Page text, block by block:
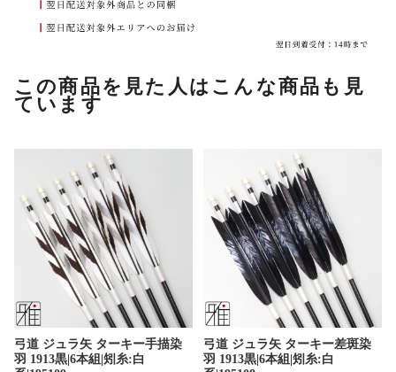
この商品を見た人はこんな商品も見
ています
弓道 ジュラ矢 ターキー手描染
羽 1913黒|6本組|矧糸:白
弓道 ジュラ矢 ターキー差斑染
羽 1913黒|6本組|矧糸:白